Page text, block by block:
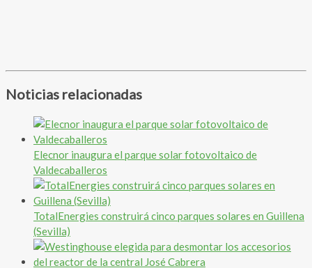
Noticias relacionadas
Elecnor inaugura el parque solar fotovoltaico de
Valdecaballeros
TotalEnergies construirá cinco parques solares en Guillena
(Sevilla)